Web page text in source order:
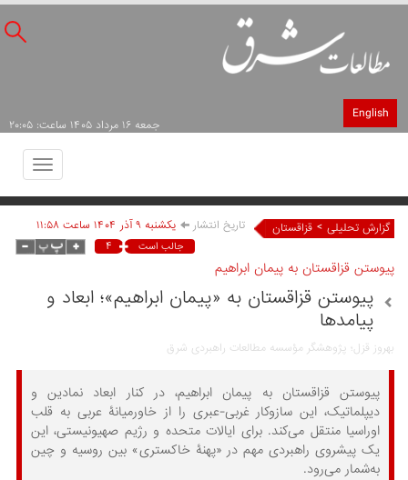
English
جمعه ۱۶ مرداد ۱۴۰۵ ساعت: ۲۰:۰۵
Toggle
گزارش تحلیلی > قزاقستان تاریخ انتشار يکشنبه ۹ آذر ۱۴۰۴ ساعت ۱۱:۵۸
جالب است ۴
پیوستن قزاقستان به پیمان ابراهیم
پیوستن قزاقستان به «پیمان ابراهیم»؛ ابعاد و
پیامدها
بهروز قزل؛ پژوهشگر مؤسسه مطالعات راهبردی شرق
پیوستن قزاقستان به پیمان ابراهیم، در کنار ابعاد نمادین و
دیپلماتیک، این سازوکار غربی-عبری را از خاورمیانۀ عربی به قلب
اوراسیا منتقل می‌کند. برای ایالات متحده و رژیم صهیونیستی، این
یک پیشروی راهبردی مهم در «پهنۀ خاکستری» بین روسیه و چین
به‌شمار می‌رود.